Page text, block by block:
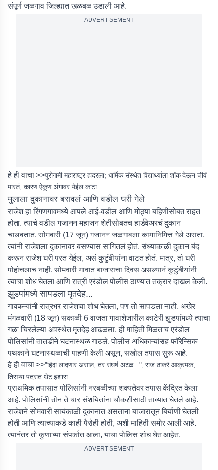
संपूर्ण जळगाव जिल्ह्यात खळबळ उडाली आहे.
ADVERTISEMENT
हे ही वाचा >>पुरोगामी महाराष्ट्र हादरला; धार्मिक संस्थेत विद्यार्थ्याला शॉक देऊन जीवं
मारलं, कारण ऐकूण अंगावर येईल काटा
मुलाला दुकानावर बसवलं आणि वडील घरी गेले
राजेश हा रिंगणगावमध्ये आपले आई-वडील आणि मोठ्या बहिणीसोबत राहत
होता. त्याचे वडील गजानन महाजन शेतीसोबतच हार्डवेअरचं दुकान
चालवतात. सोमवारी (17 जून) गजानन जळगावला कामानिमित्त गेले असता,
त्यांनी राजेशला दुकानावर बसण्यास सांगितलं होतं. संध्याकाळी दुकान बंद
करून राजेश घरी परत येईल, असं कुटुंबीयांना वाटत होतं. मात्र, तो घरी
पोहोचलाच नाही. सोमवारी गावात बाजाराचा दिवस असल्यानं कुटुंबीयांनी
त्याचा शोध घेतला आणि रात्री एरंडोल पोलीस ठाण्यात तक्रार दाखल केली.
झुडपांमध्ये सापडला मृतदेह...
गावकऱ्यांनी रात्रभर राजेशचा शोध घेतला, पण तो सापडला नाही. अखेर
मंगळवारी (18 जून) सकाळी 6 वाजता गावाशेजारील काटेरी झुडपांमध्ये त्याचा
गळा चिरलेल्या अवस्थेत मृतदेह आढळला. ही माहिती मिळताच एरंडोल
पोलिसांनी तातडीने घटनास्थळ गाठले. पोलीस अधिकाऱ्यांसह फॉरेन्सिक
पथकाने घटनास्थळाची पाहणी केली असून, सखोल तपास सुरू आहे.
हे ही वाचा >>"हिंदी लादणार असाल, तर संघर्ष अटळ...", राज ठाकरे आक्रमक,
तिसऱ्या पत्रात थेट इशारा
प्राथमिक तपासात पोलिसांनी नरबळीच्या शक्यतेवर तपास केंद्रित केला
आहे. पोलिसांनी तीन ते चार संशयितांना चौकशीसाठी ताब्यात घेतले आहे.
राजेशने सोमवारी सायंकाळी दुकानात असताना बाजारातून बिर्याणी घेतली
होती आणि त्याच्याकडे काही पैसेही होती, अशी माहिती समोर आली आहे.
त्यानंतर तो कुणाच्या संपर्कात आला, याचा पोलिस शोध घेत आहेत.
ADVERTISEMENT